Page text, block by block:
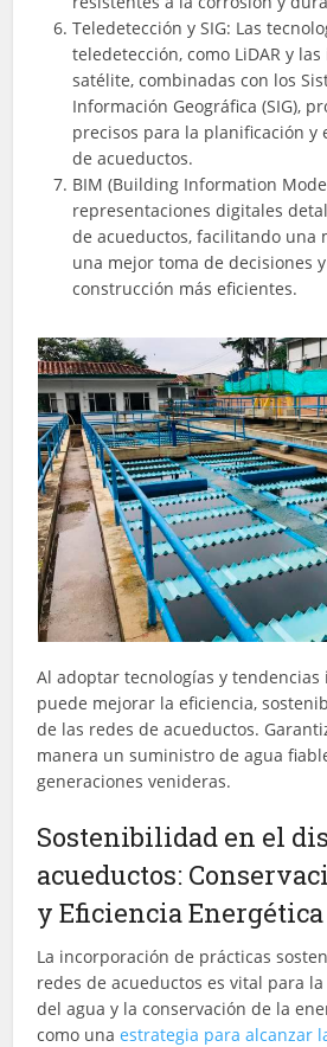
Teledetección y SIG: Las
teledetección, como LiDAR y
satélite, combinadas con los
Información Geográfica (SIG),
precisos para la planificación y
de acueductos.
BIM (Building Information
representaciones digitales
de acueductos, facilitando una
una mejor toma de decisiones
construcción más eficientes.
Al adoptar tecnologías y tendencias
puede mejorar la eficiencia,
de las redes de acueductos.
manera un suministro de agua
generaciones venideras.
Sostenibilidad en el
acueductos:
y Eficiencia Energética
La incorporación de prácticas
redes de acueductos es vital para
del agua y la conservación de la
como unaestrategia para alcanzar